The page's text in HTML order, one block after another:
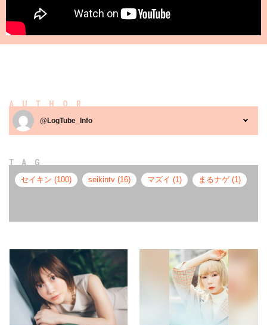
AUTHOR
@LogTube_Info
TAG
セイキン (100) seikintv (16) マズイ (1) まるナゲ (1)